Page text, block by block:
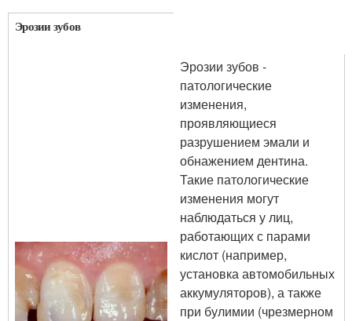
Эрозии зубов
Эрозии зубов -
патологические
изменения,
проявляющиеся
разрушением эмали и
обнажением дентина.
Такие патологические
изменения могут
наблюдаться у лиц,
работающих с парами
кислот (например,
установка автомобильных
аккумуляторов), а также
при булимии (чрезмерном